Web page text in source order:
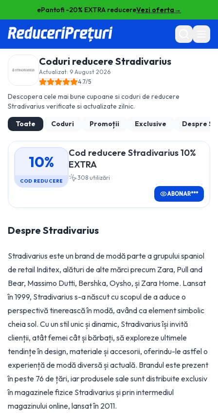
ePantofi -20% EXTRA reducereVezi oferta→
Coduri reducere Stradivarius
Actualizat: 9 August 2026
4.7/5
Descopera cele mai bune cupoane si coduri de reducere
Stradivarius verificate si actualizate zilnic.
Toate
Coduri Promoții Exclusive Despre
10%
COD REDUCERE
Cod reducere Stradivarius 10%
EXTRA
308 utilizări
ABONAR***
Despre Stradivarius
Stradivarius este un brand de modă parte a grupului spaniol
de retail Inditex, alături de alte mărci precum Zara, Pull and
Bear, Massimo Dutti, Bershka, Oysho, și Zara Home. Lansat
în 1999, Stradivarius s-a născut cu scopul de a aduce o
perspectivă tinerească în modă, având ca element simbolic
cheia sol. Cu un stil unic și dinamic, Stradivarius își invită
clienții, atât femei cât și bărbați, să exploreze ultimele
tendințe în design, materiale și accesorii, oferindu-le astfel o
experiență de modă diversă și actuală. Brandul este prezent
în peste 76 de țări, iar produsele sale sunt distribuite exclusiv
în magazinele fizice Stradivarius și prin intermediul
magazinului online, lansat în 2011.